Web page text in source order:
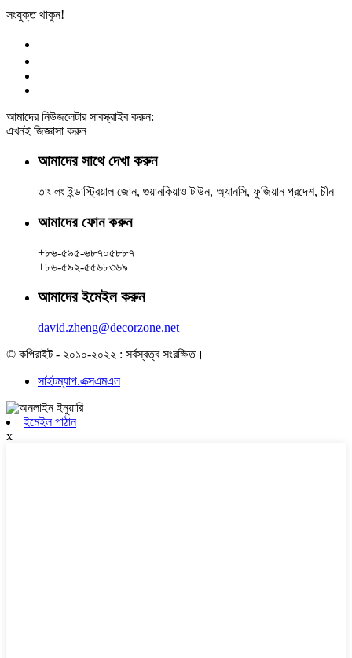
সংযুক্ত থাকুন!
আমাদের নিউজলেটার সাবস্ক্রাইব করুন:
এখনই জিজ্ঞাসা করুন
আমাদের সাথে দেখা করুন
তাং লং ইন্ডাস্ট্রিয়াল জোন, গুয়ানকিয়াও টাউন, অ্যানসি, ফুজিয়ান প্রদেশ, চীন
আমাদের ফোন করুন
+৮৬-৫৯৫-৬৮৭০৫৮৮৭
+৮৬-৫৯২-৫৫৬৮৩৬৯
আমাদের ইমেইল করুন
david.zheng@decorzone.net
© কপিরাইট - ২০১০-২০২২ : সর্বস্বত্ব সংরক্ষিত।
সাইটম্যাপ.এক্সএমএল
ইমেইল পাঠান
x